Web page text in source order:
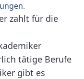
zahlt für die
tätige Berufe
gibt es